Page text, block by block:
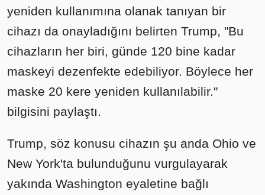
yeniden kullanımına olanak tanıyan bir
cihazı da onayladığını belirten Trump, "Bu
cihazların her biri, günde 120 bine kadar
maskeyi dezenfekte edebiliyor. Böylece her
maske 20 kere yeniden kullanılabilir."
bilgisini paylaştı.
Trump, söz konusu cihazın şu anda Ohio ve
New York'ta bulunduğunu vurgulayarak
yakında Washington eyaletine bağlı